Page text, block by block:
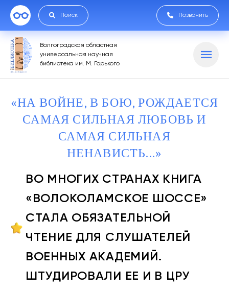
Поиск Позвонить
Волгоградская областная
универсальная научная
библиотека им. М. Горького
«НА ВОЙНЕ, В БОЮ, РОЖДАЕТСЯ
САМАЯ СИЛЬНАЯ ЛЮБОВЬ И
САМАЯ СИЛЬНАЯ
НЕНАВИСТЬ...»
ВО МНОГИХ СТРАНАХ КНИГА
«ВОЛОКОЛАМСКОЕ ШОССЕ»
СТАЛА ОБЯЗАТЕЛЬНОЙ
ЧТЕНИЕ ДЛЯ СЛУШАТЕЛЕЙ
ВОЕННЫХ АКАДЕМИЙ.
ШТУДИРОВАЛИ ЕЕ И В ЦРУ